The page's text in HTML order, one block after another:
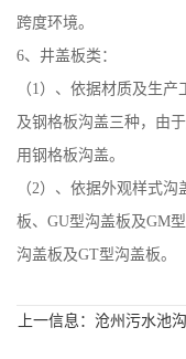
跨度环境。
6、 井盖板类：
（1）、依据材质及生
及钢格板沟盖三种，由
用钢格板沟盖。
（2）、依据外观样式
板、GU型沟盖板及GM
沟盖板及GT型沟盖板。
上一信息： 沧州污水池